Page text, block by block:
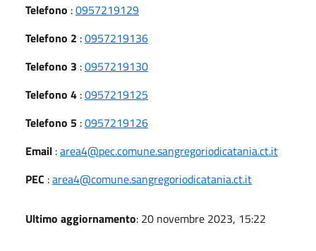
Telefono :0957219129
Telefono 2 :0957219136
Telefono 3 :0957219130
Telefono 4 :0957219125
Telefono 5 :0957219126
Email :area4@pec.comune.sangregoriodicatania.ct.it
PEC :area4@comune.sangregoriodicatania.ct.it
Ultimo aggiornamento: 20 novembre 2023, 15:22